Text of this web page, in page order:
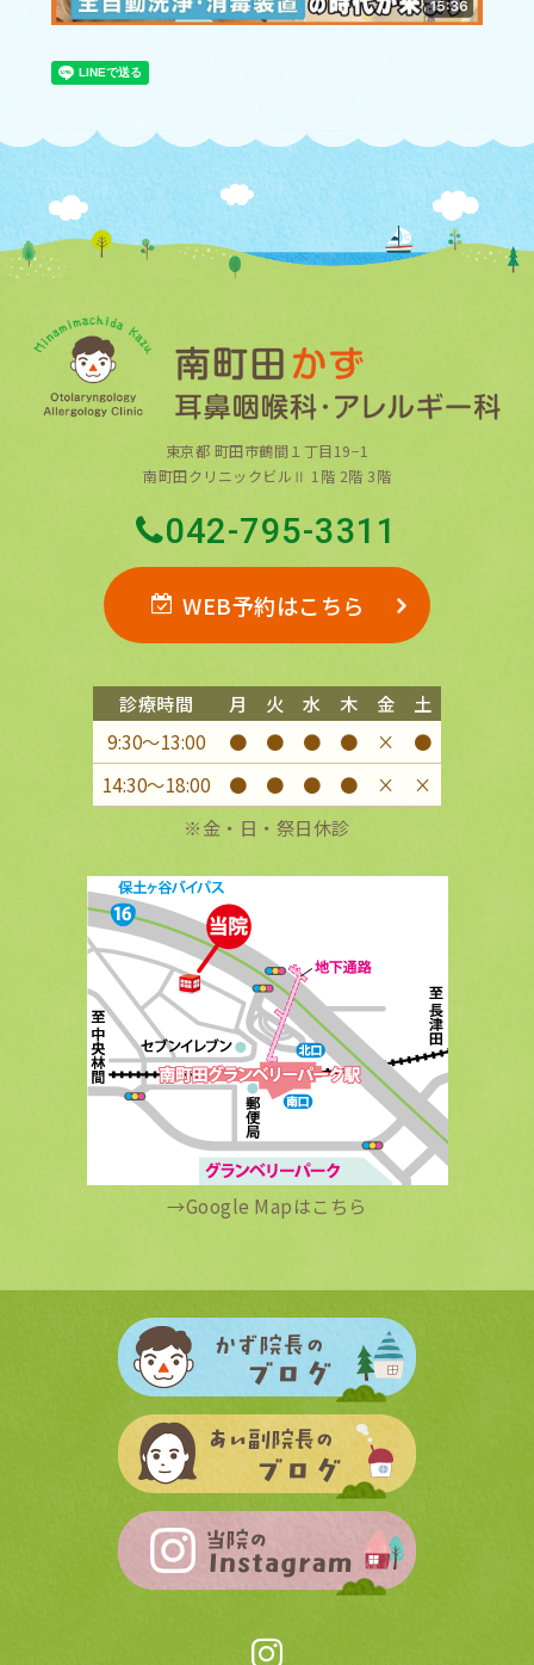
東京都 町田市鶴間１丁目19−1
南町田クリニックビルⅡ 1階 2階 3階
042-795-3311
WEB予約はこちら
診療時間 月 火 水 木 金
土
9:30〜13:00
● ● ● ● ×
●
14:30〜18:00
● ● ● ● ×
×
※金・日・祭日休診
→Google Mapはこちら